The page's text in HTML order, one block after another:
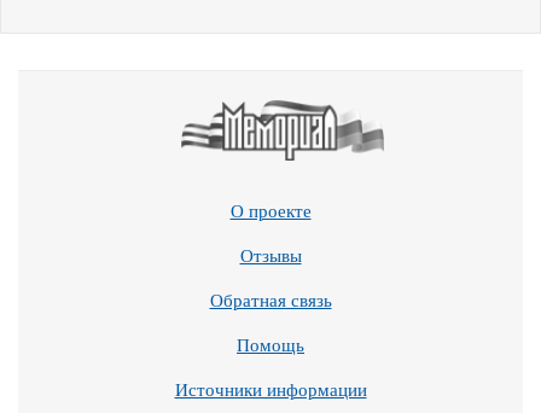
О проекте
Отзывы
Обратная связь
Помощь
Источники информации